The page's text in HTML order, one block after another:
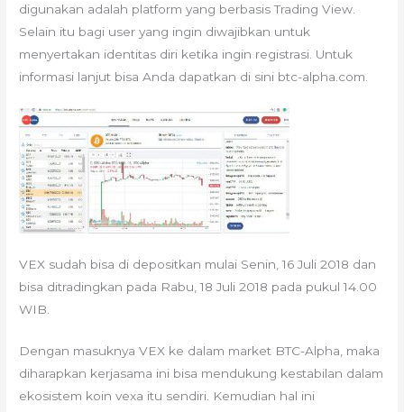
digunakan adalah platform yang berbasis Trading View.
Selain itu bagi user yang ingin diwajibkan untuk
menyertakan identitas diri ketika ingin registrasi. Untuk
informasi lanjut bisa Anda dapatkan di sini btc-alpha.com.
VEX sudah bisa di depositkan mulai Senin, 16 Juli 2018 dan
bisa ditradingkan pada Rabu, 18 Juli 2018 pada pukul 14.00
WIB.
Dengan masuknya VEX ke dalam market BTC-Alpha, maka
diharapkan kerjasama ini bisa mendukung kestabilan dalam
ekosistem koin vexa itu sendiri. Kemudian hal ini